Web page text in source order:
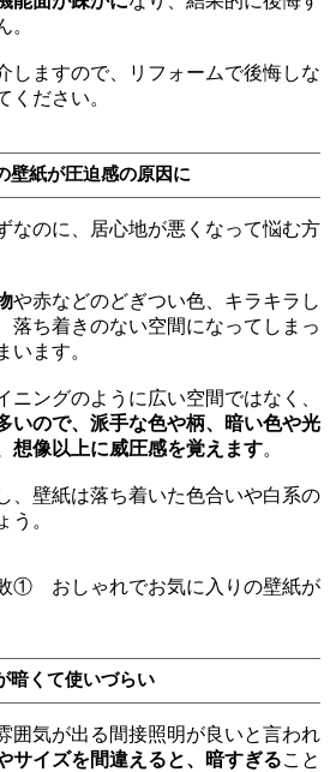
。
しますので、リフォームで後悔しな
ください。
壁紙が圧迫感の原因に
なのに、居心地が悪くなって悩む方
や赤などのどぎつい色、キラキラし
落ち着きのない空間になってしまっ
います。
ニングのように広い空間ではなく、
いので、派手な色や柄、暗い色や光
想像以上に威圧感を覚えます。
、壁紙は落ち着いた色合いや白系の
う。
暗くて使いづらい
囲気が出る間接照明が良いと言われ
サイズを間違えると、暗すぎること